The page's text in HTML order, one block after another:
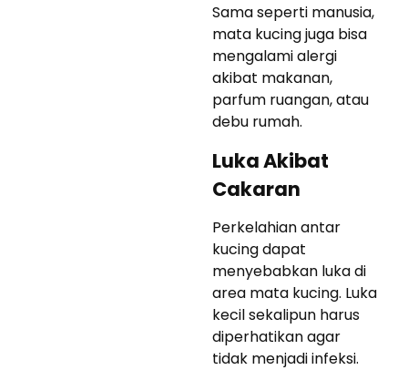
Sama seperti manusia,
mata kucing juga bisa
mengalami alergi
akibat makanan,
parfum ruangan, atau
debu rumah.
Luka Akibat
Cakaran
Perkelahian antar
kucing dapat
menyebabkan luka di
area mata kucing. Luka
kecil sekalipun harus
diperhatikan agar
tidak menjadi infeksi.